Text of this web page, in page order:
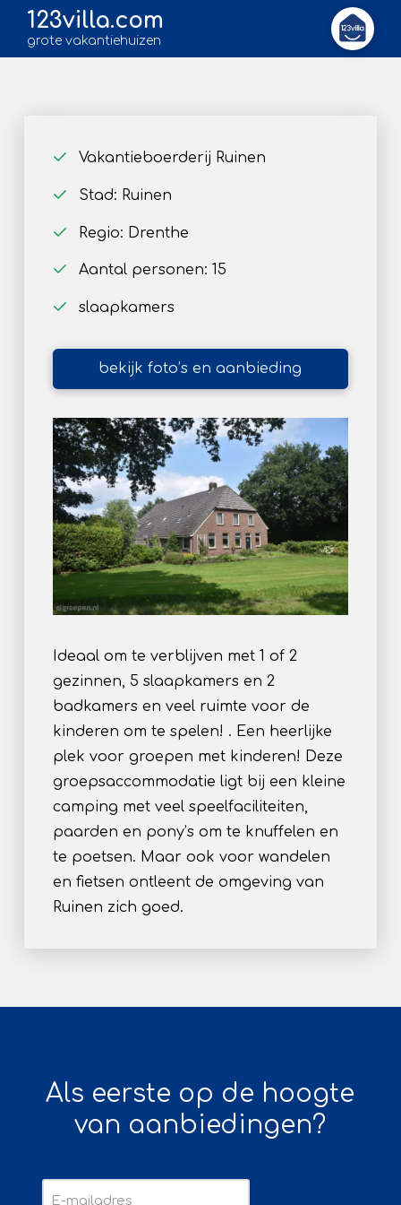
123villa.com
grote vakantiehuizen
Vakantieboerderij Ruinen
Stad: Ruinen
Regio: Drenthe
Aantal personen: 15
slaapkamers
bekijk foto’s en aanbieding
Ideaal om te verblijven met 1 of 2
gezinnen, 5 slaapkamers en 2
badkamers en veel ruimte voor de
kinderen om te spelen! . Een heerlijke
plek voor groepen met kinderen! Deze
groepsaccommodatie ligt bij een kleine
camping met veel speelfaciliteiten,
paarden en pony’s om te knuffelen en
te poetsen. Maar ook voor wandelen
en fietsen ontleent de omgeving van
Ruinen zich goed.
Als eerste op de hoogte
van aanbiedingen?